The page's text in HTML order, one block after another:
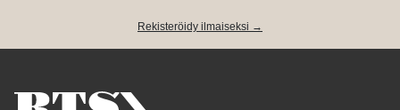
Rekisteröidy ilmaiseksi →